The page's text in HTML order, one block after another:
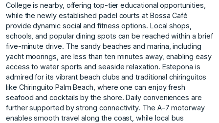
College is nearby, offering top-tier educational opportunities,
while the newly established padel courts at Bossa Café
provide dynamic social and fitness options. Local shops,
schools, and popular dining spots can be reached within a brief
five-minute drive. The sandy beaches and marina, including
yacht moorings, are less than ten minutes away, enabling easy
access to water sports and seaside relaxation. Estepona is
admired for its vibrant beach clubs and traditional chiringuitos
like Chiringuito Palm Beach, where one can enjoy fresh
seafood and cocktails by the shore. Daily conveniences are
further supported by strong connectivity. The A-7 motorway
enables smooth travel along the coast, while local bus